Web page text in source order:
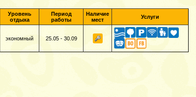
Уровень
отдыха
Период
работы
Наличие
мест
Услуги
экономный 25.05 - 30.09